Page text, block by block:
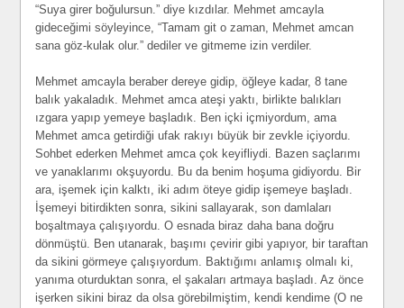
“Suya girer boğulursun.” diye kızdılar. Mehmet amcayla
gideceğimi söyleyince, “Tamam git o zaman, Mehmet amcan
sana göz-kulak olur.” dediler ve gitmeme izin verdiler.
Mehmet amcayla beraber dereye gidip, öğleye kadar, 8 tane
balık yakaladık. Mehmet amca ateşi yaktı, birlikte balıkları
ızgara yapıp yemeye başladık. Ben içki içmiyordum, ama
Mehmet amca getirdiği ufak rakıyı büyük bir zevkle içiyordu.
Sohbet ederken Mehmet amca çok keyifliydi. Bazen saçlarımı
ve yanaklarımı okşuyordu. Bu da benim hoşuma gidiyordu. Bir
ara, işemek için kalktı, iki adım öteye gidip işemeye başladı.
İşemeyi bitirdikten sonra, sikini sallayarak, son damlaları
boşaltmaya çalışıyordu. O esnada biraz daha bana doğru
dönmüştü. Ben utanarak, başımı çevirir gibi yapıyor, bir taraftan
da sikini görmeye çalışıyordum. Baktığımı anlamış olmalı ki,
yanıma oturduktan sonra, el şakaları artmaya başladı. Az önce
işerken sikini biraz da olsa görebilmiştim, kendi kendime (O ne